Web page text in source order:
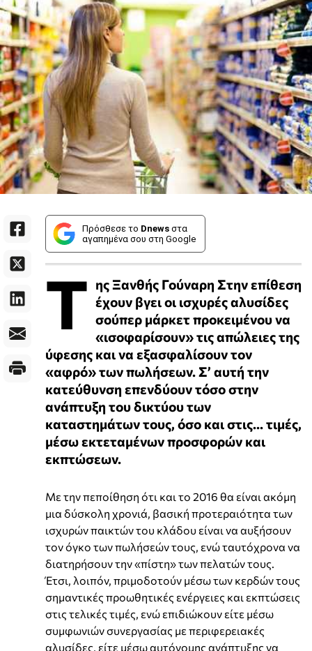
Πρόσθεσε το Dnews στα
αγαπημένα σου στη Google
Τ ης Ξανθής Γούναρη Στην επίθεση
έχουν βγει οι ισχυρές αλυσίδες
σούπερ μάρκετ προκειμένου να
«ισοφαρίσουν» τις απώλειες της
ύφεσης και να εξασφαλίσουν τον
«αφρό» των πωλήσεων. Σ’ αυτή την
κατεύθυνση επενδύουν τόσο στην
ανάπτυξη του δικτύου των
καταστημάτων τους, όσο και στις... τιμές,
μέσω εκτεταμένων προσφορών και
εκπτώσεων.
Με την πεποίθηση ότι και το 2016 θα είναι ακόμη
μια δύσκολη χρονιά, βασική προτεραιότητα των
ισχυρών παικτών του κλάδου είναι να αυξήσουν
τον όγκο των πωλήσεών τους, ενώ ταυτόχρονα να
διατηρήσουν την «πίστη» των πελατών τους.
Έτσι, λοιπόν, πριμοδοτούν μέσω των κερδών τους
σημαντικές προωθητικές ενέργειες και εκπτώσεις
στις τελικές τιμές, ενώ επιδιώκουν είτε μέσω
συμφωνιών συνεργασίας με περιφερειακές
αλυσίδες, είτε μέσω αυτόνομης ανάπτυξης να